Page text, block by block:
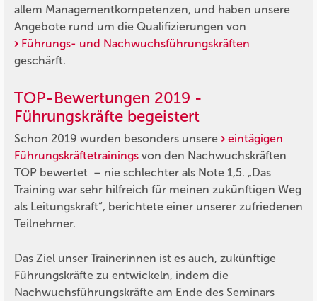
allem Managementkompetenzen, und haben unsere
Angebote rund um die Qualifizierungen von
Führungs- und Nachwuchsführungskräften
geschärft.
TOP-Bewertungen 2019 -
Führungskräfte begeistert
Schon 2019 wurden besonders unsere
eintägigen
Führungskräftetrainings von den Nachwuchskräften
TOP bewertet – nie schlechter als Note 1,5. „Das
Training war sehr hilfreich für meinen zukünftigen Weg
als Leitungskraft“, berichtete einer unserer zufriedenen
Teilnehmer.
Das Ziel unser Trainerinnen ist es auch, zukünftige
Führungskräfte zu entwickeln, indem die
Nachwuchsführungskräfte am Ende des Seminars